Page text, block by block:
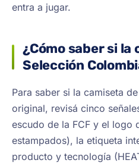
entra a jugar.
¿Cómo saber si la
Selección
Para saber si la camiseta
original, revisá cinco
escudo de la FCF y el logo
estampados), la etiqueta
producto y tecnología